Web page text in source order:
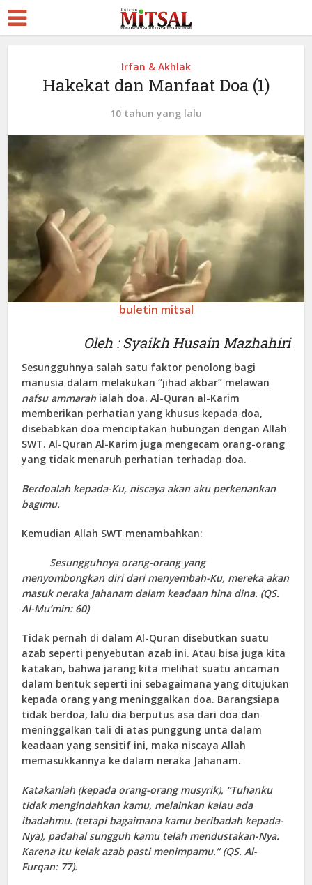
Irfan & Akhlak
Hakekat dan Manfaat Doa (1)
10 tahun yang lalu
buletin mitsal
Oleh : Syaikh Husain Mazhahiri
Sesungguhnya salah satu faktor penolong bagi
manusia dalam melakukan “jihad akbar” melawan
nafsu ammarah ialah doa. Al-Quran al-Karim
memberikan perhatian yang khusus kepada doa,
disebabkan doa menciptakan hubungan dengan Allah
SWT. Al-Quran Al-Karim juga mengecam orang-orang
yang tidak menaruh perhatian terhadap doa.
Berdoalah kepada-Ku, niscaya akan aku perkenankan
bagimu.
Kemudian Allah SWT menambahkan:
Sesungguhnya orang-orang yang
menyombongkan diri dari menyembah-Ku, mereka akan
masuk neraka Jahanam dalam keadaan hina dina. (QS.
Al-Mu’min: 60)
Tidak pernah di dalam Al-Quran disebutkan suatu
azab seperti penyebutan azab ini. Atau bisa juga kita
katakan, bahwa jarang kita melihat suatu ancaman
dalam bentuk seperti ini sebagaimana yang ditujukan
kepada orang yang meninggalkan doa. Barangsiapa
tidak berdoa, lalu dia berputus asa dari doa dan
meninggalkan tali di atas punggung unta dalam
keadaan yang sensitif ini, maka niscaya Allah
memasukkannya ke dalam neraka Jahanam.
Katakanlah (kepada orang-orang musyrik), “Tuhanku
tidak mengindahkan kamu, melainkan kalau ada
ibadahmu. (tetapi bagaimana kamu beribadah kepada-
Nya), padahal sungguh kamu telah mendustakan-Nya.
Karena itu kelak azab pasti menimpamu.” (QS. Al-
Furqan: 77).